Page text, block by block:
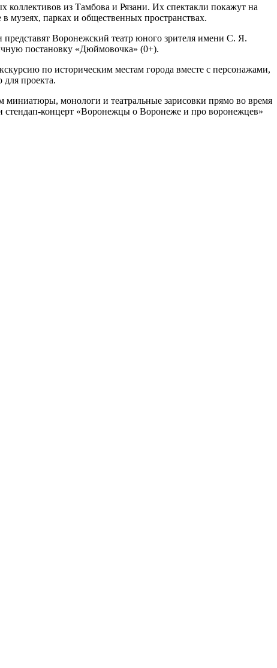
коллективов из Тамбова и Рязани. Их спектакли покажут на
музеях, парках и общественных пространствах.
Воронежский театр юного зрителя имени С. Я.
постановку «Дюймовочка» (0+).
по историческим местам города вместе с персонажами,
для проекта.
миниатюры, монологи и театральные зарисовки прямо во время
стендап-концерт «Воронежцы о Воронеже и про воронежцев»